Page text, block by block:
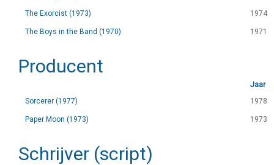
The Exorcist (1973) 1974
The Boys in the Band (1970) 1971
Producent
Jaar
Sorcerer (1977)
1978
Paper Moon (1973) 1973
Schrijver (script)